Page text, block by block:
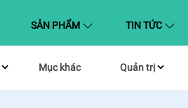
SẢN PHẨM (CURRENT)TIN TỨC
Mục khác Quản trị